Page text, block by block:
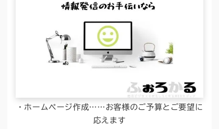
・ホームページ作成……お客様のご予算とご要望に
応えます